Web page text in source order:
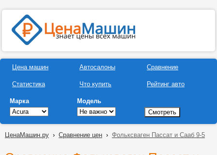
Цена машин
Статистика
Автосалоны
Что купить
Сравнение
Рейтинг авто
Марка Модель
ЦенаМашин.ру › Сравнение цен › Фольксваген Пассат и Сааб 9-5